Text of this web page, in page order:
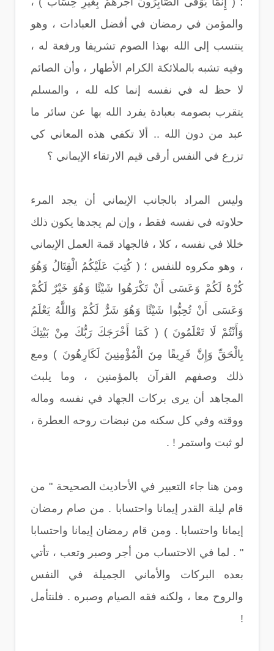
والمؤمن في رمضان في أفضل العبادات ، وهو
ينتسب إلى الله بهذا الصوم تشريفا ورفعة له ،
وفيه تشبه بالملائكة الكرام الأطهار ، وأن الصائم
لا حظ له في نفسه إنما كله لله ، والمسلم
يتقرب بصومه بعبادة يفرد الله بها عن سائر ما
عبد من دون الله .. ألا تكفي هذه المعاني كي
تزرع في النفس أرقى قيم الارتقاء الإيماني ؟
وليس المراد بالجانب الإيماني أن يجد المرء
حلاوته في نفسه فقط ، وإن لم يجدها يكون ذلك
خللا في نفسه ، كلا ، فالجهاد قمة العمل الإيماني
، وهو مكروه للنفس ؛ ( كُتِبَ عَلَيْكُمُ الْقِتَالُ وَهُوَ
كُرْهٌ لَكُمْ وَعَسَى أَنْ تَكْرَهُوا شَيْئًا وَهُوَ خَيْرٌ لَكُمْ
وَعَسَى أَنْ تُحِبُّوا شَيْئًا وَهُوَ شَرٌّ لَكُمْ وَاللَّهُ يَعْلَمُ
وَأَنْتُمْ لَا تَعْلَمُونَ ) ( كَمَا أَخْرَجَكَ رَبُّكَ مِنْ بَيْتِكَ
بِالْحَقِّ وَإِنَّ فَرِيقًا مِنَ الْمُؤْمِنِينَ لَكَارِهُونَ ) ومع
ذلك وصفهم القرآن بالمؤمنين ، وما يلبث
المجاهد أن يرى بركات الجهاد في نفسه وماله
ووقته وفي كل سكنه من نبضات روحه العطرة ،
لو ثبت واستمر ! .
ومن هنا جاء التعبير في الأحاديث الصحيحة " من
قام ليلة القدر إيمانا واحتسابا . من صام رمضان
إيمانا واحتسابا . ومن قام رمضان إيمانا واحتسابا
" . لما في الاحتساب من أجر وصبر وتعب ، تأتي
بعده البركات والأماني الجميلة في النفس
والروح معا ، ولكنه فقه الصيام وصبره . فلنتأمل
!